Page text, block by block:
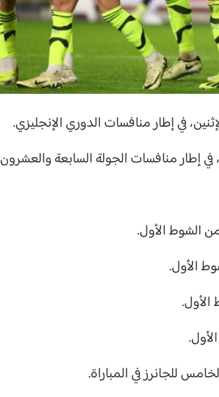
في إطار منافسات الدوري الإنجليزي.
إطار منافسات الجولة السابعة والعشرون